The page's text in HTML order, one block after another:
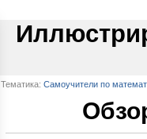
Тематика: Самоучители по